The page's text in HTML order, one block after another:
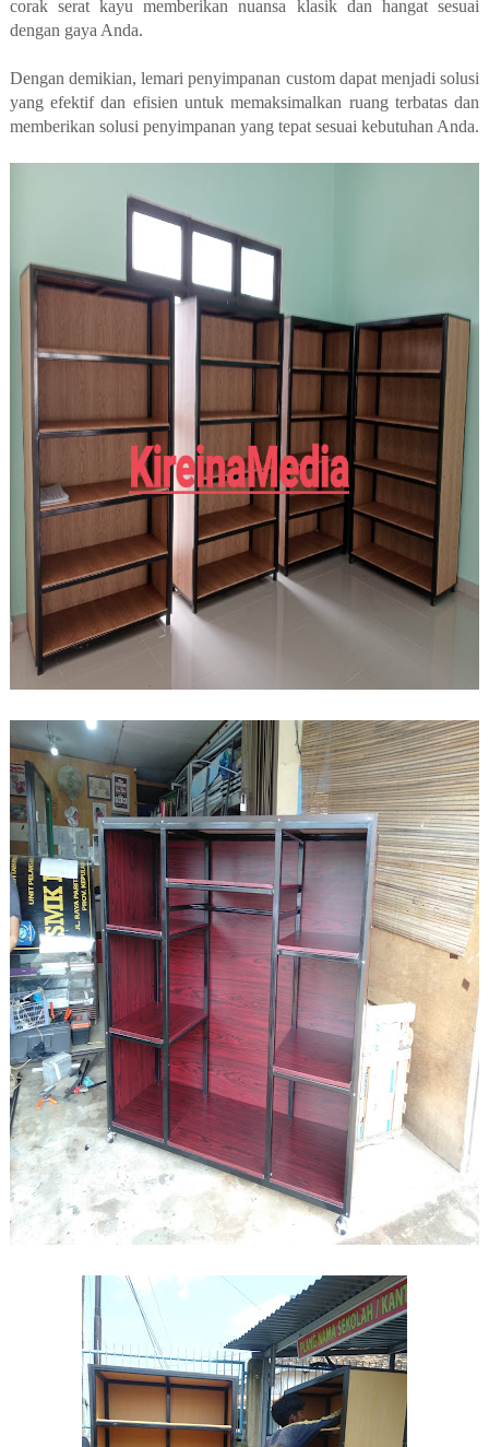
corak serat kayu memberikan nuansa klasik dan hangat sesuai
dengan gaya Anda.
Dengan demikian, lemari penyimpanan custom dapat menjadi solusi
yang efektif dan efisien untuk memaksimalkan ruang terbatas dan
memberikan solusi penyimpanan yang tepat sesuai kebutuhan Anda.